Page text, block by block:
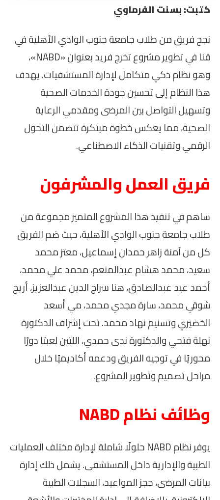
كتبت: بسنت الفرماوي
نجح فريق من طلاب جامعة جنوب الوادي الأهلية في
قنا في تطوير مشروع تخرج فريد بعنوان «NABD»،
وهو نظام ذكي متكامل لإدارة المستشفيات. يهدف
هذا النظام إلى تحسين جودة الخدمات الصحية
وتسهيل التواصل بين المرضى ومقدمي الرعاية
الصحية، مما يعكس خطوة مبتكرة تتضمن التحول
الرقمي وتقنيات الذكاء الاصطناعي.
فريق العمل والمشرفون
ساهم في تنفيذ هذا المشروع المتميز مجموعة من
طلاب جامعة جنوب الوادي الأهلية، حيث ضم الفريق
كل من آمنة زاهر حمدان إسماعيل، معتز محمد
سعيد، محمد هشام عبدالمنعم، محمد علي محمد،
أحمد عيد عبدالصادق، هنا سراج الدين عبدالعزيز، أريج
شوقي محمد، سارة مجدي محمد، مي أسعد
الخضيري وتسنيم نهاد محمد. تحت إشراف الدكتورة
نهلة فتحي والدكتورة ندى حمدي، اللتين لعبتا دورًا
محوريًا في توجيه الفريق ودعمه أكاديميًا خلال
مراحل تصميم وتطوير المشروع.
وظائف نظام NABD
يوفر نظام NABD حلولًا شاملة لإدارة مختلف العمليات
الطبية والإدارية داخل المستشفى. يشمل ذلك إدارة
بيانات المرضى، حجز المواعيد، السجلات الطبية